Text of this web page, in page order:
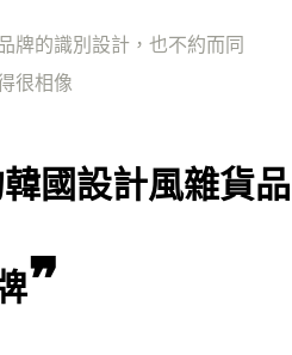
牌的識別設計，也不約而同
很相像
國設計風雜貨品
❞